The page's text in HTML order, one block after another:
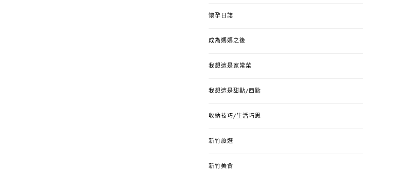
懷孕日誌
成為媽媽之後
我想這是家常菜
我想這是甜點/西點
收納技巧/生活巧思
新竹旅遊
新竹美食